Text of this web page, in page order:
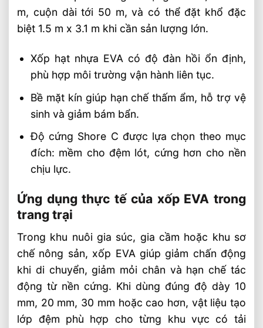
Nông Nghiệp, Chăn Nuôi Trang Trại
Sản phẩm đề xuất
🏭 Sản xuất và phân phối toàn quốc
🎯 Liên hệ mua hàng
Bài Viết Liên Quan
Xốp EVA Chống Va Đập Bảo Vệ Hàng Hóa
Xốp EVA Cách Nhiệt Cho Nhà Xưởng Hiệu
Quả Bền Bỉ An Toàn
Dụng Lót Sàn Và Cách Âm
Thảm Thể Thao EVA 1mx1m Chịu Lực Cao
Từ Âu Lạc
Sản Xuất Thảm Thể Thao EVA Theo Kích
Thước 1mx1m
Tấm EVA Foam 1mm – 50mm Sản Xuất
Theo Tiêu Chuẩn Kỹ Thuật
Nhà Cung Cấp Tấm EVA Foam Uy Tín Cho
Ngành Cơ Khí
m, cuộn dài tới 50 m, và có thể đặt khổ đặc
biệt 1.5 m x 3.1 m khi cần sản lượng lớn.
Xốp hạt nhựa EVA có độ đàn hồi ổn định,
phù hợp môi trường vận hành liên tục.
Bề mặt kín giúp hạn chế thấm ẩm, hỗ trợ vệ
sinh và giảm bám bẩn.
Độ cứng Shore C được lựa chọn theo mục
đích: mềm cho đệm lót, cứng hơn cho nền
chịu lực.
Ứng dụng thực tế của xốp EVA trong
trang trại
Trong khu nuôi gia súc, gia cầm hoặc khu sơ
chế nông sản, xốp EVA giúp giảm chấn động
khi di chuyển, giảm mỏi chân và hạn chế tác
động từ nền cứng. Khi dùng đúng độ dày 10
mm, 20 mm, 30 mm hoặc cao hơn, vật liệu tạo
lớp đệm phù hợp cho từng khu vực có tải